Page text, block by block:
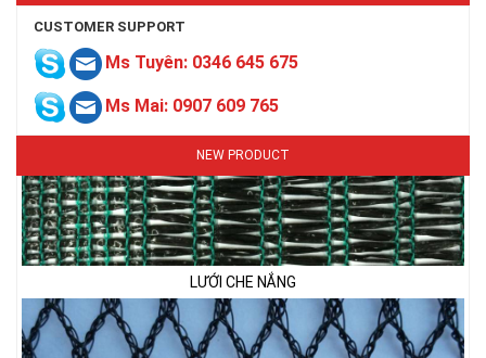
CUSTOMER SUPPORT
Ms Tuyên: 0346 645 675
Ms Mai: 0907 609 765
NEW PRODUCT
LƯỚI CHE NẮNG